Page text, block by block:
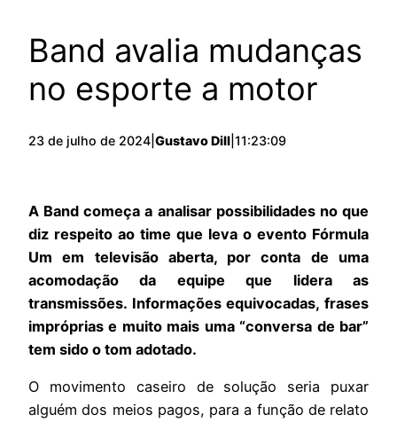
Band avalia mudanças
no esporte a motor
23 de julho de 2024 Gustavo Dill 11:23:09
A Band começa a analisar possibilidades no que
diz respeito ao time que leva o evento Fórmula
Um em televisão aberta, por conta de uma
acomodação da equipe que lidera as
transmissões. Informações equivocadas, frases
impróprias e muito mais uma “conversa de bar”
tem sido o tom adotado.
O movimento caseiro de solução seria puxar
alguém dos meios pagos, para a função de relato